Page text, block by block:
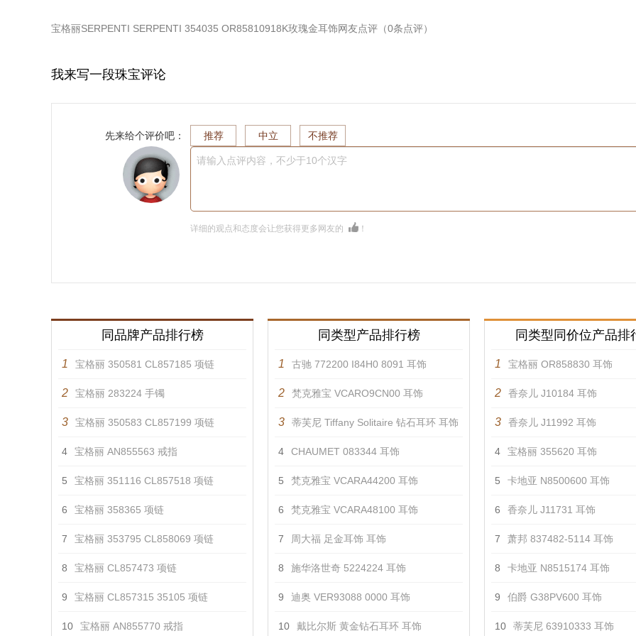
宝格丽SERPENTI SERPENTI 354035 OR85810918K玫瑰金耳饰网友点评（0条点评）
我来写一段珠宝评论
先来给个评价吧： 推荐 中立 不推荐
请输入点评内容，不少于10个汉字
详细的观点和态度会让您获得更多网友的 ！
同品牌产品排行榜
1 宝格丽 350581 CL857185 项链
2 宝格丽 283224 手镯
3 宝格丽 350583 CL857199 项链
4 宝格丽 AN855563 戒指
5 宝格丽 351116 CL857518 项链
6 宝格丽 358365 项链
7 宝格丽 353795 CL858069 项链
8 宝格丽 CL857473 项链
9 宝格丽 CL857315 35105 项链
10 宝格丽 AN855770 戒指
同类型产品排行榜
1 古驰 772200 I84H0 8091 耳饰
2 梵克雅宝 VCARO9CN00 耳饰
3 蒂芙尼 Tiffany Solitaire 钻石耳环 耳饰
4 CHAUMET 083344 耳饰
5 梵克雅宝 VCARA44200 耳饰
6 梵克雅宝 VCARA48100 耳饰
7 周大福 足金耳饰 耳饰
8 施华洛世奇 5224224 耳饰
9 迪奥 VER93088 0000 耳饰
10 戴比尔斯 黄金钻石耳环 耳饰
同类型同价位产品排
1 宝格丽 OR858830 耳饰
2 香奈儿 J10184 耳饰
3 香奈儿 J11992 耳饰
4 宝格丽 355620 耳饰
5 卡地亚 N8500600 耳饰
6 香奈儿 J11731 耳饰
7 萧邦 837482-5114 耳饰
8 卡地亚 N8515174 耳饰
9 伯爵 G38PV600 耳饰
10 蒂芙尼 63910333 耳饰